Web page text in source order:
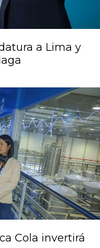
a Lima y
Cola invertirá